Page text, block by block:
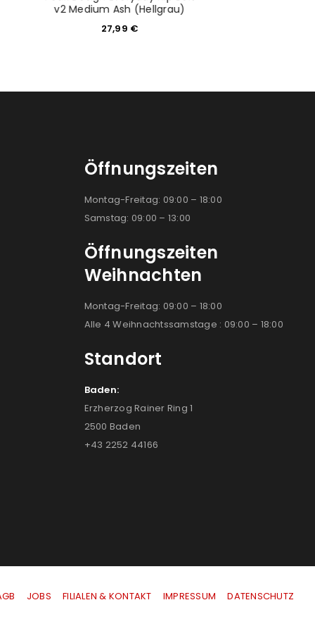
v2 Medium Ash (Hellgrau)
27,99 €
Öffnungszeiten
Montag-Freitag: 09:00 – 18:00
Samstag: 09:00 – 13:00
Öffnungszeiten
Weihnachten
Montag-Freitag: 09:00 – 18:00
Alle 4 Weihnachtssamstage : 09:00 – 18:00
Standort
Baden:
Erzherzog Rainer Ring 1
2500 Baden
+43 2252 44166
JOBS FILIALEN & KONTAKT IMPRESSUM |DATENSCHUTZ